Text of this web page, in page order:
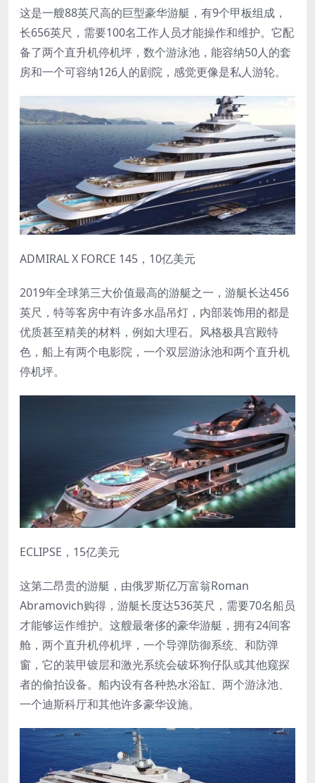
这是一艘88英尺高的巨型豪华游艇，有9个甲板组成，
长656英尺，需要100名工作人员才能操作和维护。它配
备了两个直升机停机坪，数个游泳池，能容纳50人的套
房和一个可容纳126人的剧院，感觉更像是私人游轮。
ADMIRAL X FORCE 145，10亿美元
2019年全球第三大价值最高的游艇之一，游艇长达456
英尺，特等客房中有许多水晶吊灯，内部装饰用的都是
优质甚至精美的材料，例如大理石。风格极具宫殿特
色，船上有两个电影院，一个双层游泳池和两个直升机
停机坪。
ECLIPSE，15亿美元
这第二昂贵的游艇，由俄罗斯亿万富翁Roman
Abramovich购得，游艇长度达536英尺，需要70名船员
才能够运作维护。这艘最奢侈的豪华游艇，拥有24间客
舱，两个直升机停机坪，一个导弹防御系统、和防弹
窗，它的装甲镀层和激光系统会破坏狗仔队或其他窥探
者的偷拍设备。船内设有各种热水浴缸、两个游泳池、
一个迪斯科厅和其他许多豪华设施。